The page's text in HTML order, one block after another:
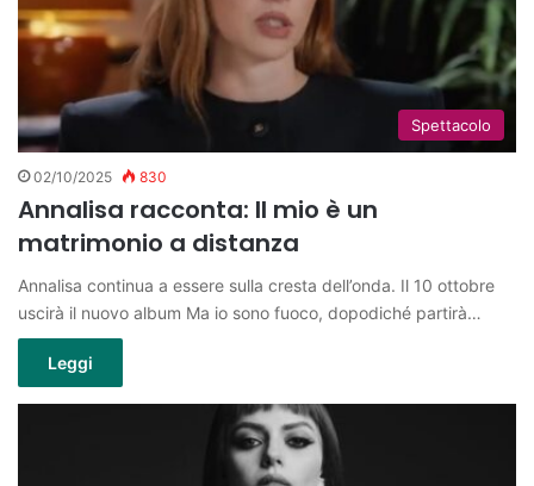
Spettacolo
02/10/2025 830
Annalisa racconta: Il mio è un
matrimonio a distanza
Annalisa continua a essere sulla cresta dell’onda. Il 10 ottobre
uscirà il nuovo album Ma io sono fuoco, dopodiché partirà…
Leggi